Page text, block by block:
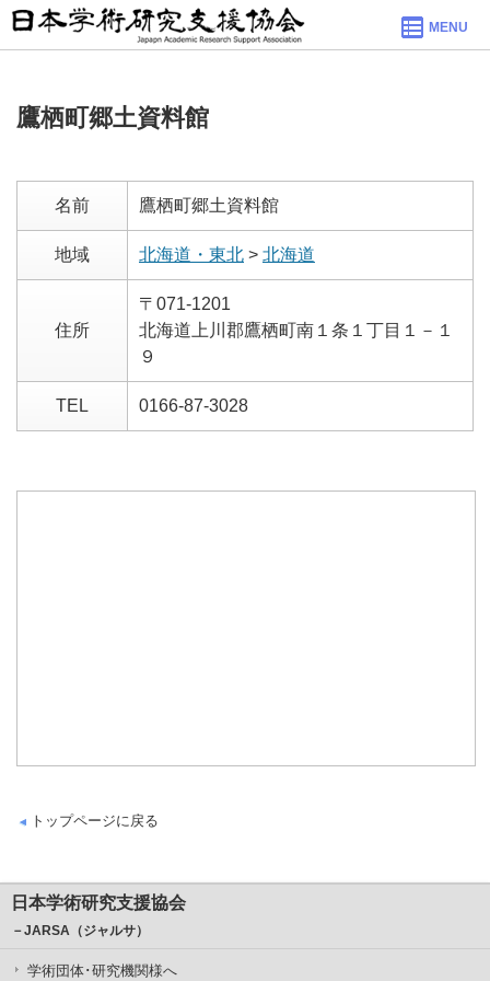
MENU
鷹栖町郷土資料館
名前 鷹栖町郷土資料館
地域 北海道・東北 > 北海道
住所
〒071-1201
北海道上川郡鷹栖町南１条１丁目１－１
９
TEL 0166-87-3028
トップページに戻る
日本学術研究支援協会
－JARSA（ジャルサ）
学術団体･研究機関様へ